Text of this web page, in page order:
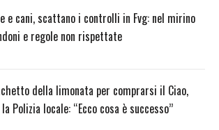
e cani, scattano i controlli in Fvg: nel mirino
e regole non rispettate
della limonata per comprarsi il Ciao,
Polizia locale: “Ecco cosa è successo”